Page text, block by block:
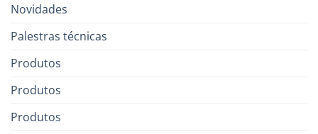
Novidades
Palestras técnicas
Produtos
Produtos
Produtos